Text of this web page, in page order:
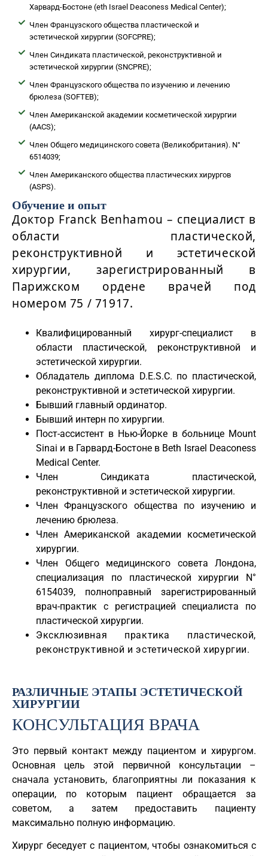
Харвард-Бостоне (eth Israel Deaconess Medical Center);
Член Французского общества пластической и
эстетической хирургии (SOFCPRE);
Член Синдиката пластической, реконструктивной и
эстетической хирургии (SNCPRE);
Член Французского общества по изучению и лечению
брюлеза (SOFTEB);
Член Американской академии косметической хирургии
(AACS);
Член Общего медицинского совета (Великобритания). N°
6514039;
Член Американского общества пластических хирургов
(ASPS).
Обучение и опыт
Доктор Franck Benhamou– специалист в
области пластической,
реконструктивной и эстетической
хирургии, зарегистрированный в
Парижском ордене врачей под
номером 75 / 71917.
Квалифицированный хирург-специалист в
области пластической, реконструктивной и
эстетической хирургии.
Обладатель диплома D.E.S.C. по пластической,
реконструктивной и эстетической хирургии.
Бывший главный ординатор.
Бывший интерн по хирургии.
Пост-ассистент в Нью-Йорке в больнице Mount
Sinai и в Гарвард-Бостоне в Beth Israel Deaconess
Medical Center.
Член Синдиката пластической,
реконструктивной и эстетической хирургии.
Член Французского общества по изучению и
лечению брюлеза.
Член Американской академии косметической
хирургии.
Член Общего медицинского совета Лондона,
специализация по пластической хирургии N°
6154039, полноправный зарегистрированный
врач-практик с регистрацией специалиста по
пластической хирургии.
Эксклюзивная практика пластической,
реконструктивной и эстетической хирургии.
РАЗЛИЧНЫЕ ЭТАПЫ ЭСТЕТИЧЕСКОЙ
ХИРУРГИИ
КОНСУЛЬТАЦИЯ ВРАЧА
Это первый контакт между пациентом и хирургом.
Основная цель этой первичной консультации –
сначала установить, благоприятны ли показания к
операции, по которым пациент обращается за
советом, а затем предоставить пациенту
максимально полную информацию.
Хирург беседует с пациентом, чтобы ознакомиться с